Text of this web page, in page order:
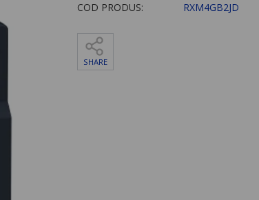
COD PRODUS:
RXM4GB2JD
SHARE